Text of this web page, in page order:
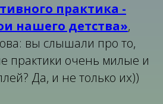
практика -
нашего детства»,
вы слышали про то,
практики очень милые и
Да, и не только их))